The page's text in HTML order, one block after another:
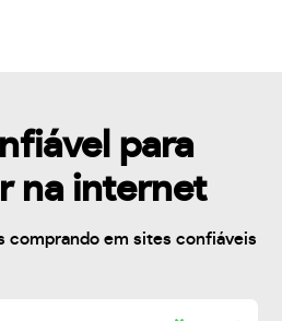
para
na internet
comprando em sites confiáveis